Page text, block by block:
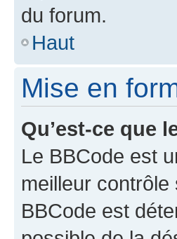
du forum.
Haut
Mise en
Qu’est-ce que
Le BBCode est
meilleur contrôle
BBCode est